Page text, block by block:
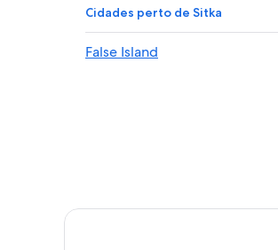
Cidades perto de Sitka
False Island